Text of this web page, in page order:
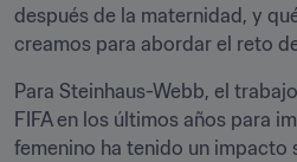
después de la maternidad, y
creamos para abordar el reto
Para Steinhaus-Webb, el
FIFA en los últimos años para
femenino ha tenido un impacto